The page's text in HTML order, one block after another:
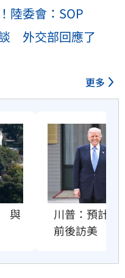
陸委會：SOP
外交部回應了
更多
與
川普：預計習
前後訪美